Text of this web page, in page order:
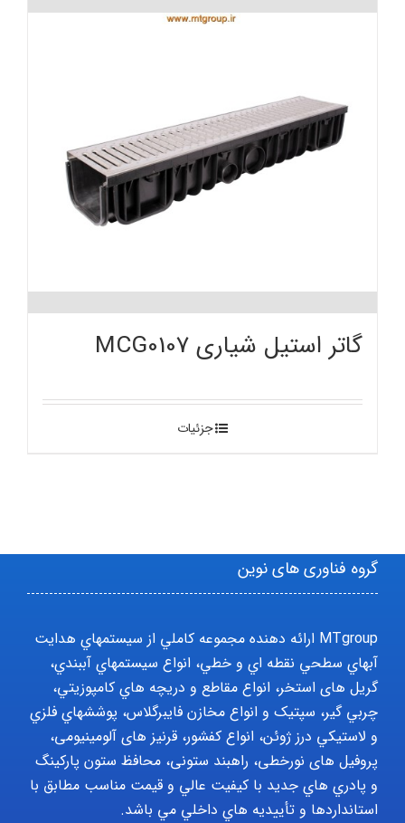
گاتر استیل شیاری MCG0107
جزئیات
گروه فناوری های نوین
MTgroup ارائه دهنده مجموعه کاملي از سيستمهاي هدايت
آبهاي سطحي نقطه اي و خطي، انواع سيستمهاي آببندي،
گریل های استخر، انواع مقاطع و دريچه هاي کامپوزيتي،
چربي گير، سپتيک و انواع مخازن فايبرگلاس، پوششهاي فلزي
و لاستيکي درز ژوئن، انواع کفشور، قرنیز های آلومینیومی،
پروفیل های نورخطی، راهبند ستونی، محافظ ستون پارکينگ
و پادري هاي جديد با کيفيت عالي و قيمت مناسب مطابق با
استانداردها و تأييديه هاي داخلي مي باشد.